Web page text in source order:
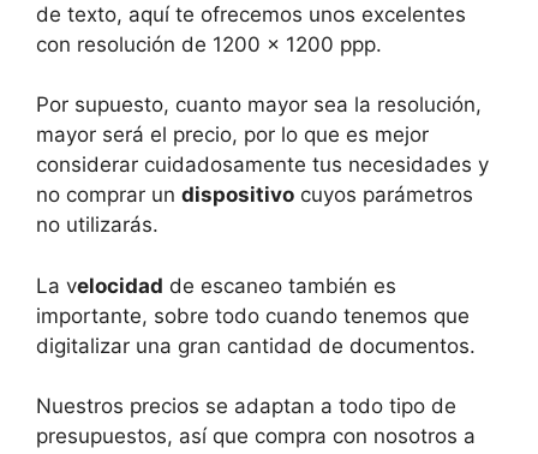
de texto, aquí te ofrecemos unos excelentes
con resolución de 1200 x 1200 ppp.
Por supuesto, cuanto mayor sea la resolución,
mayor será el precio, por lo que es mejor
considerar cuidadosamente tus necesidades y
no comprar un dispositivo cuyos parámetros
no utilizarás.
La velocidad de escaneo también es
importante, sobre todo cuando tenemos que
digitalizar una gran cantidad de documentos.
Nuestros precios se adaptan a todo tipo de
presupuestos, así que compra con nosotros a